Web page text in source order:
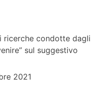
ricerche condotte dagli
sul suggestivo
2021